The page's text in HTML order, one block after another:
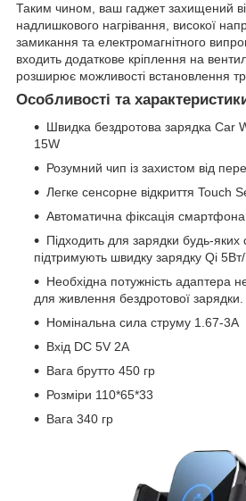
Таким чином, ваш гаджет захищений
надлишкового нагрівання, високої
замикання та електромагнітного
входить додаткове кріплення на
розширює можливості встановлення
Особливості та
Швидка бездротова зарядка Car
15W
Розумний чип із захистом від
Легке сенсорне відкриття Touch
Автоматична фіксація смартфона
Підходить для зарядки будь-
підтримують швидку зарядку Qi
Необхідна потужність адаптера
для живлення бездротової зарядки.
Номінальна сила струму 1.67-3А
Вхід DC 5V 2A
Вага брутто 450 гр
Розміри 110*65*33
Вага 340 гр